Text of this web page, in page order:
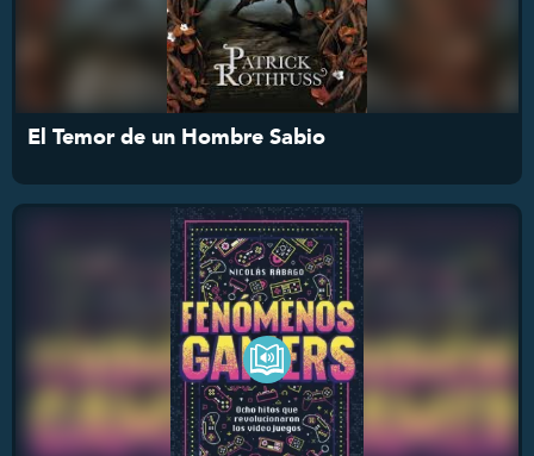
El Temor de un Hombre Sabio